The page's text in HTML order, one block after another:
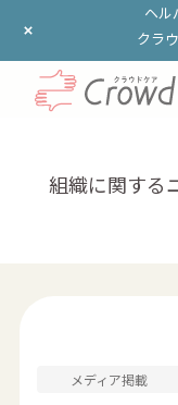
ヘル
クラ
ヘル
クラ
組織に関する
メディア掲載